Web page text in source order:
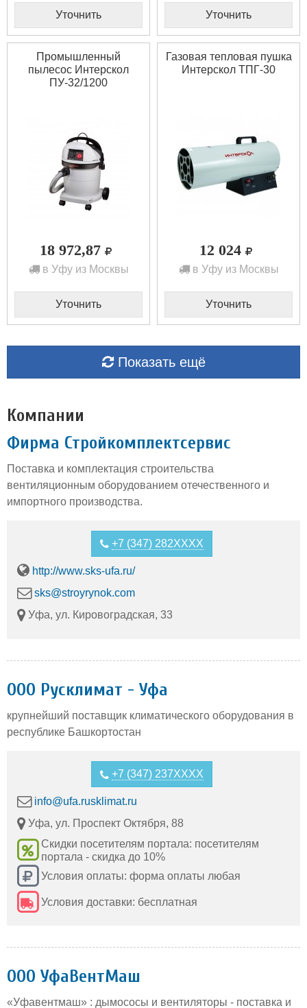
Уточнить Уточнить
Промышленный
пылесос Интерскол
ПУ-32/1200
18 972,87
в Уфу из Москвы
Уточнить
Газовая тепловая пушка
Интерскол ТПГ-30
12 024
в Уфу из Москвы
Уточнить
Показать ещё
Компании
Фирма Стройкомплектсервис
Поставка и комплектация строительства
вентиляционным оборудованием отечественного и
импортного производства.
+7 (347) 282XXXX
http://www.sks-ufa.ru/
sks@stroyrynok.com
Уфа, ул. Кировоградская, 33
ООО Русклимат - Уфа
крупнейший поставщик климатического оборудования в
республике Башкортостан
+7 (347) 237XXXX
info@ufa.rusklimat.ru
Уфа, ул. Проспект Октября, 88
Скидки посетителям портала: посетителям
портала - скидка до 10%
Условия оплаты: форма оплаты любая
Условия доставки: бесплатная
ООО УфаВентМаш
«Уфавентмаш» : дымососы и вентиляторы - поставка и